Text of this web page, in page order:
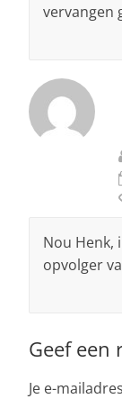
vervangen
Nou Henk,
opvolger
Geef een
Je e-